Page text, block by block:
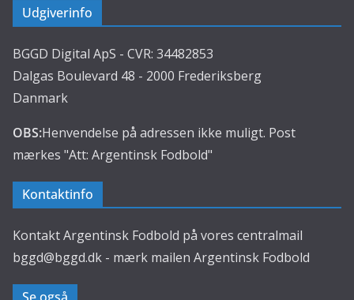
Udgiverinfo
BGGD Digital ApS - CVR: 34482853
Dalgas Boulevard 48 - 2000 Frederiksberg
Danmark
OBS:Henvendelse på adressen ikke muligt. Post
mærkes "Att: Argentinsk Fodbold"
Kontaktinfo
Kontakt Argentinsk Fodbold på vores centralmail
bggd@bggd.dk - mærk mailen Argentinsk Fodbold